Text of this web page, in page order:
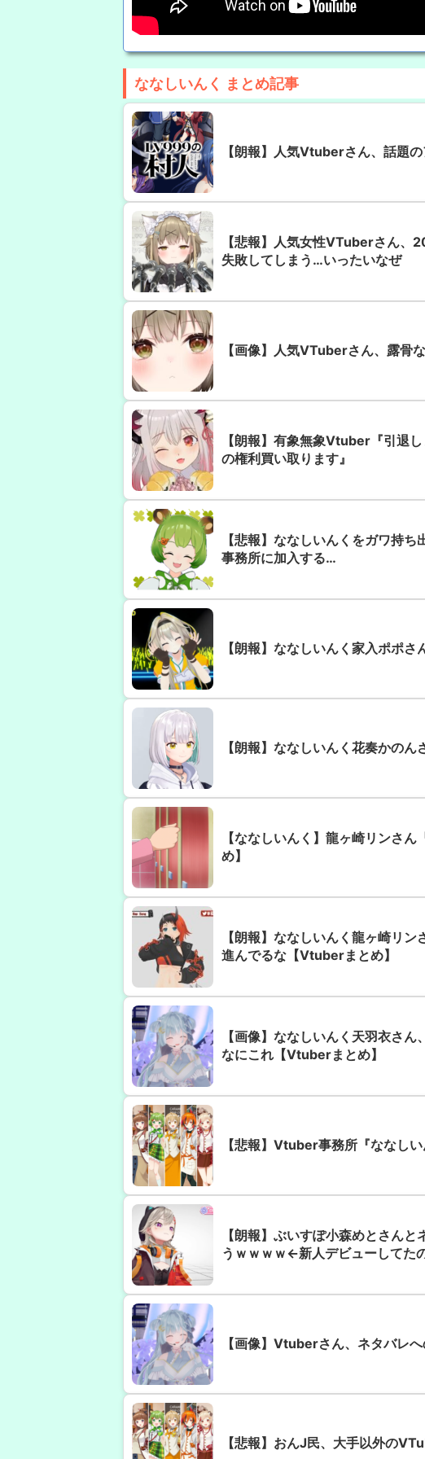
ななしいんく まとめ記事
【朗報】人気Vtuberさん、話題
【悲報】人気女性VTuberさん
失敗してしまう…いったいなぜ
【画像】人気VTuberさん、露骨
【朗報】有象無象Vtuber『引退
の権利買い取ります』
【悲報】ななしいんくをガワ持
事務所に加入する…
【朗報】ななしいんく家入ポポ
【朗報】ななしいんく花奏かのん
【ななしいんく】龍ヶ崎リンさ
め】
【朗報】ななしいんく龍ヶ崎リ
進んでるな【Vtuberまとめ】
【画像】ななしいんく天羽衣さ
なにこれ【Vtuberまとめ】
【悲報】Vtuber事務所『ななし
【朗報】ぶいすぽ小森めとさん
うｗｗｗｗ←新人デビューしてた
【画像】Vtuberさん、ネタバ
【悲報】おんJ民、大手以外の